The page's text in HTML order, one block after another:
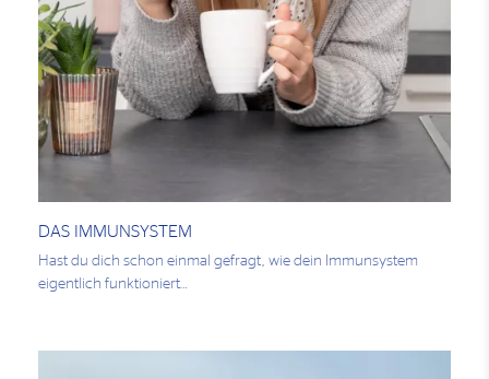
DAS IMMUNSYSTEM
Hast du dich schon einmal gefragt, wie dein Immunsystem
eigentlich funktioniert…